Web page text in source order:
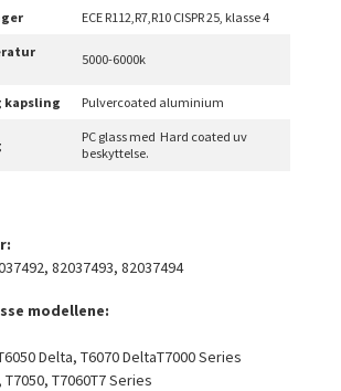
ECE R112,R7,R10 CISPR 25, klasse 4
5000-6000k
kapsling Pulvercoated aluminium
PC glass med Hard coated uv
beskyttelse.
82037493, 82037494
modellene:
Delta, T6070 DeltaT7000 Series
T7050, T7060T7 Series